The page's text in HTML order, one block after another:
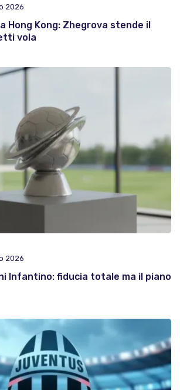
2026
Hong Kong: Zhegrova stende il
vola
2026
Infantino: fiducia totale ma il piano